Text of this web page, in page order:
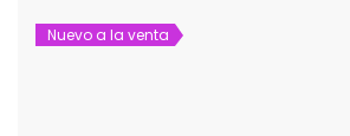
Nuevo a la venta